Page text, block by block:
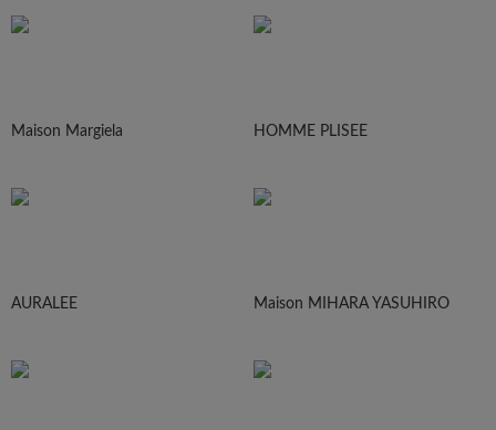
Maison Margiela HOMME PLISEE
AURALEE Maison MIHARA YASUHIRO